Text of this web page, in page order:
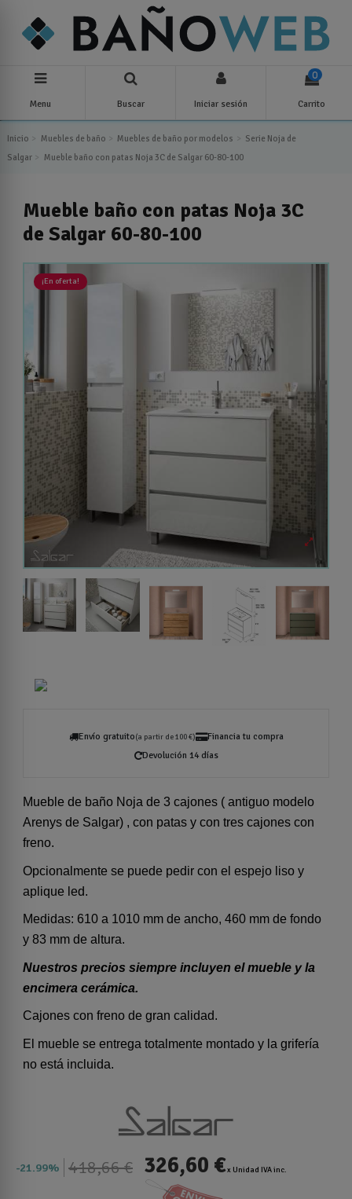
Menu Buscar Iniciar sesión
0
Carrito
Inicio Muebles de baño Muebles de baño por modelos
Serie Noja de
Salgar
Mueble baño con patas Noja 3C de Salgar 60-80-100
Mueble baño con patas Noja 3C
de Salgar 60-80-100
¡En oferta!
Envío gratuito(a partir de 100 €)
Financia tu compra
Devolución 14 días
Mueble de baño Noja de 3 cajones ( antiguo modelo
Arenys de Salgar) , con patas y con tres cajones con
freno.
Opcionalmente se puede pedir con el espejo liso y
aplique led.
Medidas: 610 a 1010 mm de ancho, 460 mm de fondo
y 83 mm de altura.
Nuestros precios siempre incluyen el mueble y la
encimera cerámica.
Cajones con freno de gran calidad.
El mueble se entrega totalmente montado y la grifería
no está incluida.
21.99% 418,66 € 326,60 €x Unidad IVA inc.